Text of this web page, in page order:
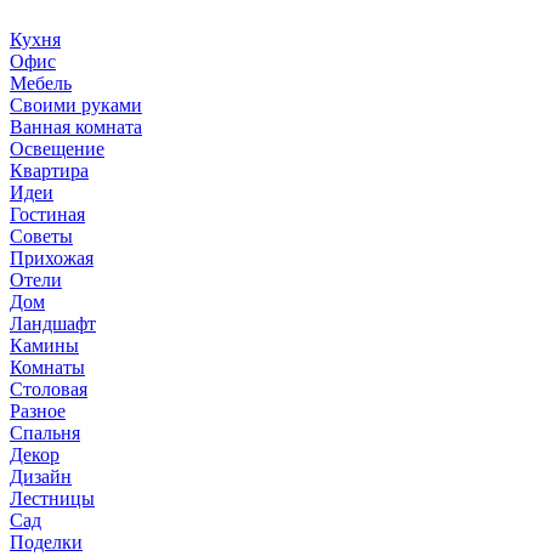
Кухня
Офис
Мебель
Своими руками
Ванная комната
Освещение
Квартира
Идеи
Гостиная
Советы
Прихожая
Отели
Дом
Ландшафт
Камины
Комнаты
Столовая
Разное
Спальня
Декор
Дизайн
Лестницы
Сад
Поделки